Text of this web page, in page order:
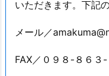
いただきます。下記
メール／
FAX／０９８-８６３-